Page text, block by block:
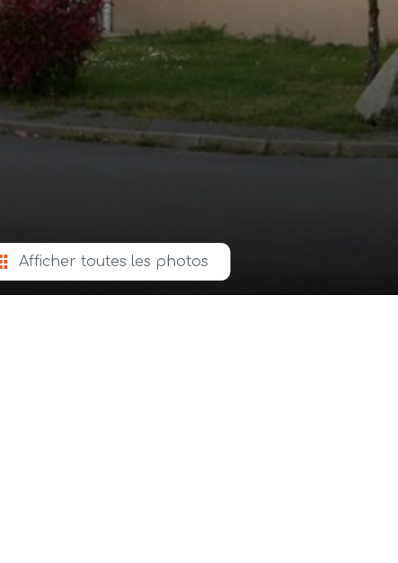
Afficher toutes les photos